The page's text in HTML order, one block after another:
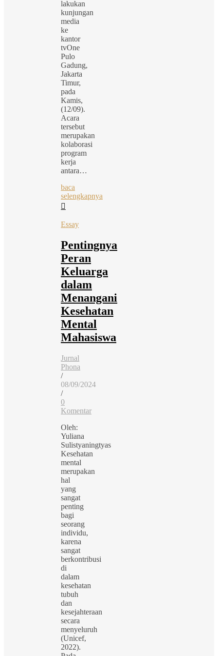
lakukan
kunjungan
media
ke
kantor
tvOne
Pulo
Gadung,
Jakarta
Timur,
pada
Kamis,
(12/09).
Acara
tersebut
merupakan
kolaborasi
program
kerja
antara…
baca
selengkapnya
Essay
Pentingnya
Peran
Keluarga
dalam
Menangani
Kesehatan
Mental
Mahasiswa
Jurnal
Phona
/
08/09/2024
/
0
Komentar
Oleh:
Yuliana
Sulistyaningtyas
Kesehatan
mental
merupakan
hal
yang
sangat
penting
bagi
seorang
individu,
karena
sangat
berkontribusi
di
dalam
kesehatan
tubuh
dan
kesejahteraan
secara
menyeluruh
(Unicef,
2022).